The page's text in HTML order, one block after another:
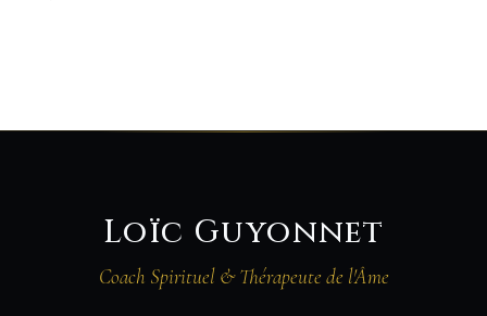
Loïc Guyonnet
Coach Spirituel & Thérapeute de l'Âme